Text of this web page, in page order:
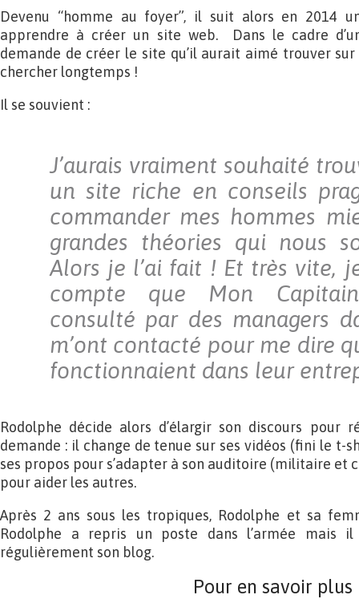
Devenu “homme au foyer”, il suit alors en 2014
apprendre à créer un site web. Dans le cadre
demande de créer le site qu’il aurait aimé trouver sur
chercher longtemps !
Il se souvient :
J’aurais vraiment souhaité
un site riche en conseils
commander mes hommes
grandes théories qui nous
Alors je l’ai fait ! Et très vite,
compte que Mon
consulté par des managers
m’ont contacté pour me dire
fonctionnaient dans leur
Rodolphe décide alors d’élargir son discours pour
demande : il change de tenue sur ses vidéos (fini le
ses propos pour s’adapter à son auditoire (militaire
pour aider les autres.
Après 2 ans sous les tropiques, Rodolphe et sa
Rodolphe a repris un poste dans l’armée mais
régulièrement son blog.
Pour en savoir plus